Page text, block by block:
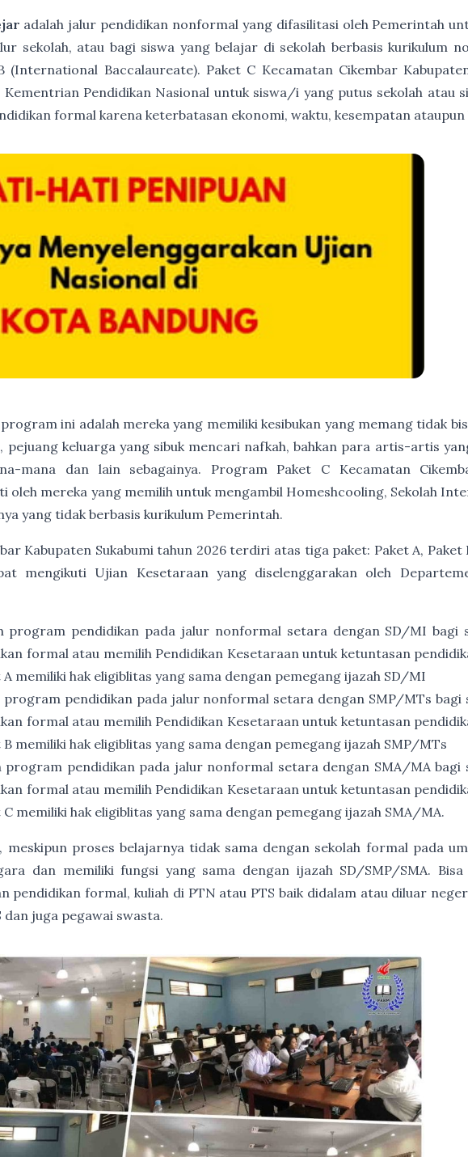
adalah jalur pendidikan nonformal yang difasilitasi oleh Pemerintah
sekolah, atau bagi siswa yang belajar di sekolah berbasis kurikulum
(International Baccalaureate). Paket C Kecamatan Cikembar
Pendidikan Nasional untuk siswa/i yang putus sekolah atau
formal karena keterbatasan ekonomi, waktu, kesempatan ataupun
ini adalah mereka yang memiliki kesibukan yang memang tidak
pejuang keluarga yang sibuk mencari nafkah, bahkan para artis-artis
mana dan lain sebagainya. Program Paket C Kecamatan
oleh mereka yang memilih untuk mengambil Homeshcooling, Sekolah
yang tidak berbasis kurikulum Pemerintah.
Kabupaten Sukabumi tahun 2026 terdiri atas tiga paket: Paket A, Paket
mengikuti Ujian Kesetaraan yang diselenggarakan oleh
program pendidikan pada jalur nonformal setara dengan SD/MI bagi
formal atau memilih Pendidikan Kesetaraan untuk ketuntasan
memiliki hak eligiblitas yang sama dengan pemegang ijazah SD/MI
program pendidikan pada jalur nonformal setara dengan SMP/MTs bagi
formal atau memilih Pendidikan Kesetaraan untuk ketuntasan
memiliki hak eligiblitas yang sama dengan pemegang ijazah SMP/MTs
program pendidikan pada jalur nonformal setara dengan SMA/MA bagi
formal atau memilih Pendidikan Kesetaraan untuk ketuntasan
memiliki hak eligiblitas yang sama dengan pemegang ijazah SMA/MA.
meskipun proses belajarnya tidak sama dengan sekolah formal pada
dan memiliki fungsi yang sama dengan ijazah SD/SMP/SMA.
pendidikan formal, kuliah di PTN atau PTS baik didalam atau diluar
dan juga pegawai swasta.